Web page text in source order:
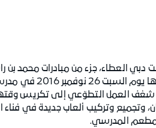
دبي العطاء، جزء من مبادرات محمد بن
مبادرتها الشعبية
دفعهم شغف العمل التطوّعي إلى
وتجميع وتركيب ألعاب جديدة في
المطعم المدرسي.